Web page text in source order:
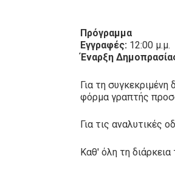
Πρόγραμμα
Εγγραφές: 12:00 μ.μ.
Έναρξη
Για τη
φόρμα γραπτής
Για τις αναλυτικές
Καθ' όλη τη